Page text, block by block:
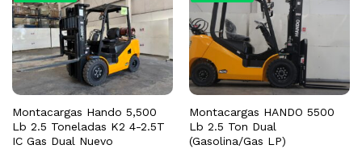
Montacargas Hando 5,500
Lb 2.5 Toneladas K2 4-2.5T
IC Gas Dual Nuevo
Montacargas HANDO 5500
Lb 2.5 Ton Dual
(Gasolina/Gas LP)